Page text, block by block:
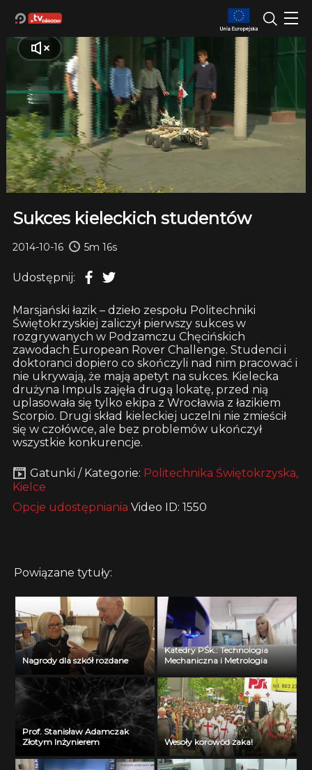
Sukces kieleckich studentów
2014-10-16 5m 16s
Udostępnij:
Marsjański łazik – dzieło zespołu Politechniki
Świętokrzyskiej zaliczył pierwszy sukces w
rozgrywanych w Podzamczu Chęcińskich
zawodach European Rover Challenge. Studenci i
doktoranci dopiero co skończyli nad nim pracować i
nie ukrywają, że mają apetyt na sukces. Kielecka
drużyna Impuls zajęła drugą lokatę, przed nią
uplasowała się tylko ekipa z Wrocławia z łazikiem
Scorpio. Drugi skład kieleckiej uczelni nie zmieścił
się w czołówce, ale bez problemów ukończył
wszystkie konkurencje.
Gatunki / Kategorie: Politechnika Świętokrzyska,
Kielce
Opcje udostępniania Video ID: 1550
Powiązane tytuły:
Nagrody dla szkół rozdane
Katedry PŚk.: Technologia
Mechaniczna i Metrologia
Prof. Stanisław Adamczak
Złotym Inżynierem
Wesoły korowód żaka!